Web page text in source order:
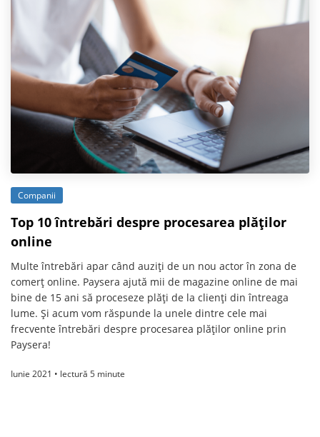
Companii
Top 10 întrebări despre procesarea plăților
online
Multe întrebări apar când auziți de un nou actor în zona de
comerț online. Paysera ajută mii de magazine online de mai
bine de 15 ani să proceseze plăți de la clienți din întreaga
lume. Și acum vom răspunde la unele dintre cele mai
frecvente întrebări despre procesarea plăților online prin
Paysera!
Iunie 2021 • lectură 5 minute